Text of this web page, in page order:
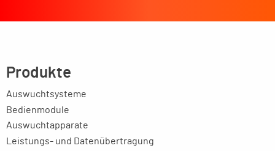
Produkte
Auswuchtsysteme
Bedienmodule
Auswuchtapparate
Leistungs- und Datenübertragung